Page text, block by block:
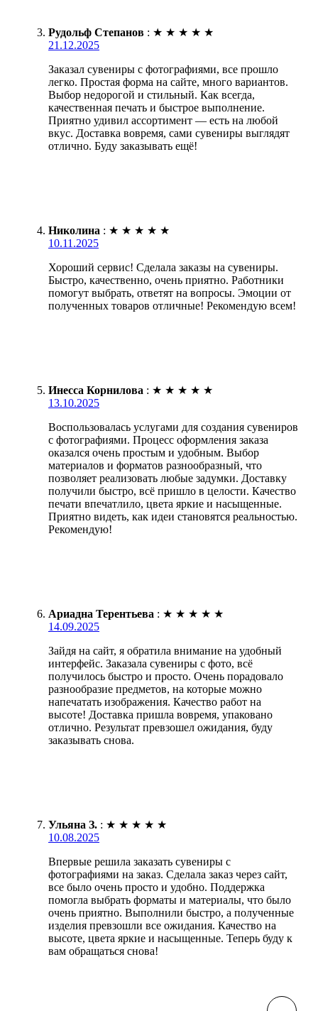
Рудольф Степанов : ★ ★ ★ ★ ★
21.12.2025
Заказал сувениры с фотографиями, все прошло
легко. Простая форма на сайте, много вариантов.
Выбор недорогой и стильный. Как всегда,
качественная печать и быстрое выполнение.
Приятно удивил ассортимент — есть на любой
вкус. Доставка вовремя, сами сувениры выглядят
отлично. Буду заказывать ещё!
Николина : ★ ★ ★ ★ ★
10.11.2025
Хороший сервис! Сделала заказы на сувениры.
Быстро, качественно, очень приятно. Работники
помогут выбрать, ответят на вопросы. Эмоции от
полученных товаров отличные! Рекомендую всем!
Инесса Корнилова : ★ ★ ★ ★ ★
13.10.2025
Воспользовалась услугами для создания сувениров
с фотографиями. Процесс оформления заказа
оказался очень простым и удобным. Выбор
материалов и форматов разнообразный, что
позволяет реализовать любые задумки. Доставку
получили быстро, всё пришло в целости. Качество
печати впечатлило, цвета яркие и насыщенные.
Приятно видеть, как идеи становятся реальностью.
Рекомендую!
Ариадна Терентьева : ★ ★ ★ ★ ★
14.09.2025
Зайдя на сайт, я обратила внимание на удобный
интерфейс. Заказала сувениры с фото, всё
получилось быстро и просто. Очень порадовало
разнообразие предметов, на которые можно
напечатать изображения. Качество работ на
высоте! Доставка пришла вовремя, упаковано
отлично. Результат превзошел ожидания, буду
заказывать снова.
Ульяна З. : ★ ★ ★ ★ ★
10.08.2025
Впервые решила заказать сувениры с
фотографиями на заказ. Сделала заказ через сайт,
все было очень просто и удобно. Поддержка
помогла выбрать форматы и материалы, что было
очень приятно. Выполнили быстро, а полученные
изделия превзошли все ожидания. Качество на
высоте, цвета яркие и насыщенные. Теперь буду к
вам обращаться снова!